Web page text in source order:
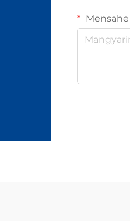
Mensahe